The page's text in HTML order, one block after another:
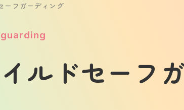
ーフガーディング
ルドセーフ